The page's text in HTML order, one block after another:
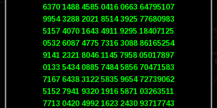
6370 1488 4585 0416 0663 64795107
9954 3288 2021 8514 3925 77680983
5157 4070 1643 4911 9295 18407125
0532 6087 4775 7316 3088 86165254
9141 2321 8046 1145 7958 05017897
0133 5434 0885 7484 5856 70471583
7167 6438 3122 5835 9654 72739062
5152 7941 9320 1916 5871 03263511
7713 0420 4992 1623 2430 93717743